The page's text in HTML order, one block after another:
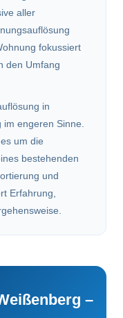
aller
fokussiert
den Umfang
in
engeren Sinne.
um die
bestehenden
und
Erfahrung,
–